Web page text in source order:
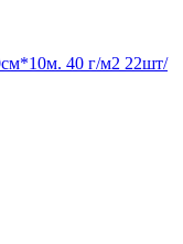
40 г/м2 22шт/